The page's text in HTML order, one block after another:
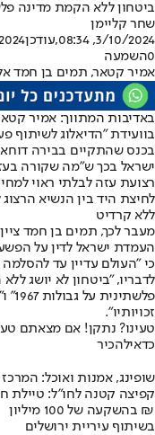
ביטחון ללא הקמת מדינה
שחר קליימן
3/10/2024, 08:34
,עודכן08:34
0השמעה
אמיר קטאר, תמים בן חמד
באדיבות המתווך: אמיר
בוועידת "הדיאלוג לשיתוף
בכנס שהתקיים בבירה
ישראל בכך ש"מה שקורה
רצועת עזה לבלתי ראוי
לחיצת היד בין הנשיא
ללא קרדיט
מעבר לכך, תמים בן חמד
העמדת ישראל לדין על
כי "העולם עדיין עד
לדבריו, "ביטחון לא יושג
זכויותיו".
טעינו? נתקן! אם מצאתם
כדאילהכיר
שופינג, אמנות ואוכל:
קפיצה קטנה לחו"ל: טיילת
בהשקעה של 100 מיליון ₪
בשיתוף עיריית ירושלים